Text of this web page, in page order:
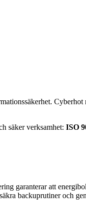
säker verksamhet: ISO
garanterar att
backuprutiner och